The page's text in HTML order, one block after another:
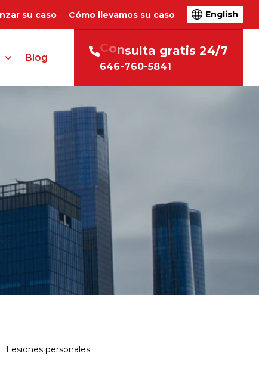
su caso Cómo llevamos su caso English
Blog Consulta gratis 24
/7
646-760-5841
Lesiones personales